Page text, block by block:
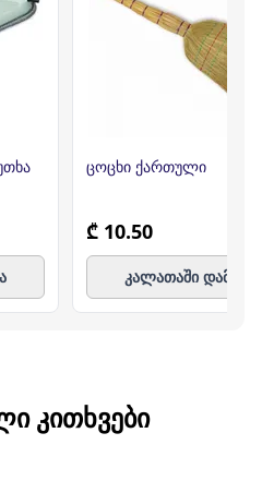
ცოცხი ქართული
₾ 10.50
კალათაში
ᲙᲘᲗᲮᲕᲔᲑᲘ